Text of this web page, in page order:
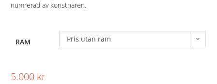
numrerad av konstnären.
RAM Pris utan ram
5.000 kr